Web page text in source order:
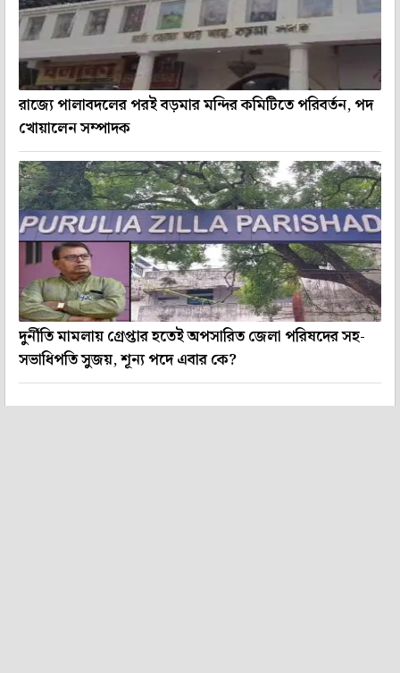
রাজ্যে পালাবদলের পরই বড়মার মন্দির কমিটিতে পরিবর্তন, পদ
খোয়ালেন সম্পাদক
দুর্নীতি মামলায় গ্রেপ্তার হতেই অপসারিত জেলা পরিষদের সহ-
সভাধিপতি সুজয়, শূন্য পদে এবার কে?